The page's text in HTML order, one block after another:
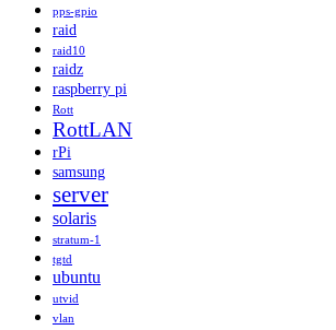
pps-gpio
raid
raid10
raidz
raspberry pi
Rott
RottLAN
rPi
samsung
server
solaris
stratum-1
tgtd
ubuntu
utvid
vlan